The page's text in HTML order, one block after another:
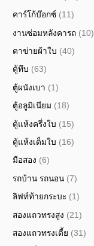
คาร์โก้บ๊อกซ์ (11)
งานซ่อมหลังคารถ (10)
ตาข่ายผ้าใบ (40)
ตู้ทึบ (63)
ตู้ผนังเบา (1)
ตู้อลูมิเนียม (18)
ตู้แห้งครึ่งใบ (15)
ตู้แห้งเต็มใบ (16)
มือสอง (6)
รถบ้าน รถนอน (7)
ลิฟท์ท้ายกระบะ (1)
สองแถวทรงสูง (21)
สองแถวทรงเตี้ย (31)